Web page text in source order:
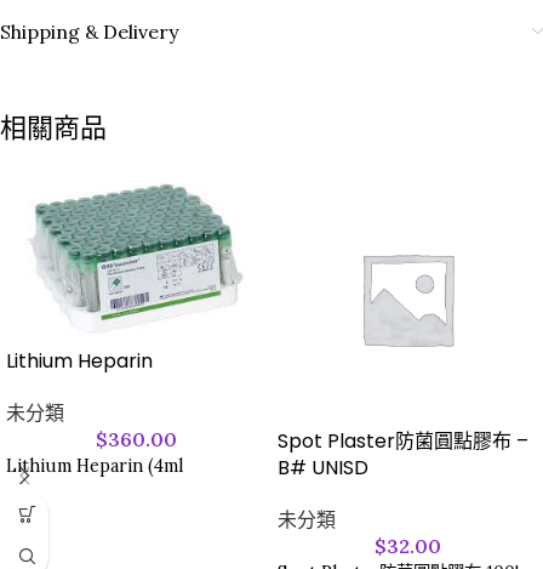
Shipping & Delivery
相關商品
Lithium Heparin
未分類
$360.00
Lithium Heparin (4ml
Spot Plaster防菌圓點膠布 –
B# UNISD
未分類
$32.00